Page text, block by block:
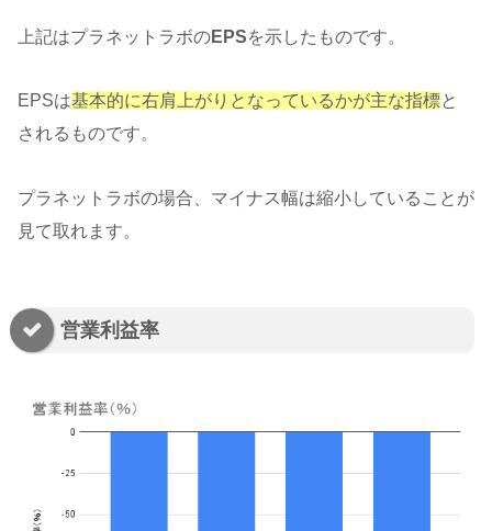
上記はプラネットラボのEPSを示したものです。
EPSは基本的に右肩上がりとなっているかが主な指標と
されるものです。
プラネットラボの場合、マイナス幅は縮小していることが
見て取れます。
営業利益率